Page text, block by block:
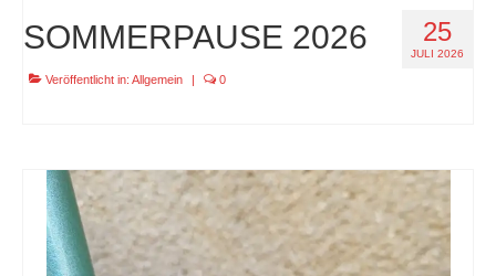
25
JULI 2026
SOMMERPAUSE 2026
Veröffentlicht in: Allgemein | 0